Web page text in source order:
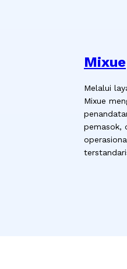
Mixue
Melalui
Mixue
pemasok,